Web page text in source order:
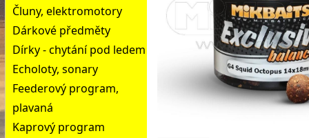
Čluny, elektromotory
Dárkové předměty
Dírky - chytání pod ledem
Echoloty, sonary
Feederový program,
plavaná
Kaprový program